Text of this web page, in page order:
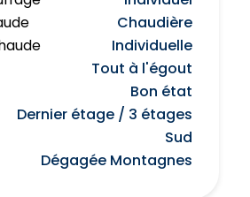
Chaudière
Individuelle
Tout à l'égout
Bon état
Dernier étage / 3 étages
Sud
Dégagée Montagnes